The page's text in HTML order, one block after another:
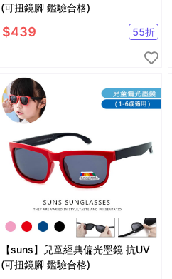
(可扭鏡腳 鑑驗合格)
$439 55折
【suns】兒童經典偏光墨鏡 抗UV
(可扭鏡腳 鑑驗合格)